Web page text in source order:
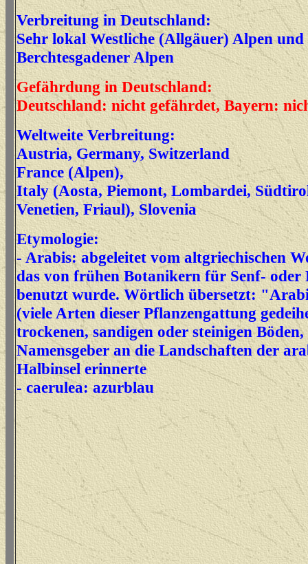
Verbreitung in Deutschland:
Sehr lokal Westliche (Allgäuer) Alpen und
Berchtesgadener Alpen
Gefährdung in Deutschland:
Deutschland: nicht gefährdet, Bayern:
Weltweite Verbreitung:
Austria, Germany, Switzerland
France (Alpen),
Italy (Aosta, Piemont, Lombardei,
Venetien, Friaul), Slovenia
Etymologie:
- Arabis: abgeleitet vom altgriechischen
das von frühen Botanikern für Senf- oder
benutzt wurde. Wörtlich übersetzt:
(viele Arten dieser Pflanzengattung
trockenen, sandigen oder steinigen Böden,
Namensgeber an die Landschaften der
Halbinsel erinnerte
- caerulea: azurblau